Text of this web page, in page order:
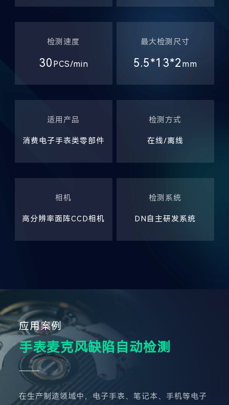
检测速度
30 PCS/min
最大检测尺寸
5.5*13*2 mm
适用产品
消费电子手表类零部件
检测方式
在线/离线
相机
高分辨率面阵CCD相机
检测系统
DN自主研发系统
应用案例
手表麦克风缺陷自动检测
在生产制造领域中，电子手表、笔记本、手机等电子